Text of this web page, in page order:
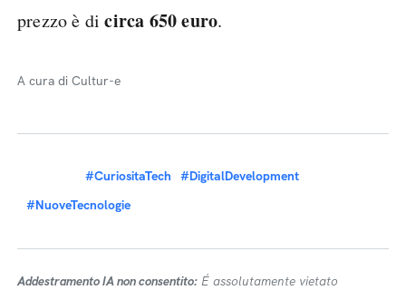
prezzo è dicirca 650 euro.
A cura di Cultur-e
#CuriositaTech
#DigitalDevelopment
#NuoveTecnologie
Addestramento IA non consentito: É assolutamente vietato